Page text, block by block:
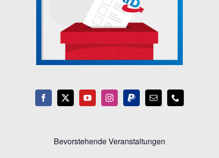
Bevorstehende Veranstaltungen